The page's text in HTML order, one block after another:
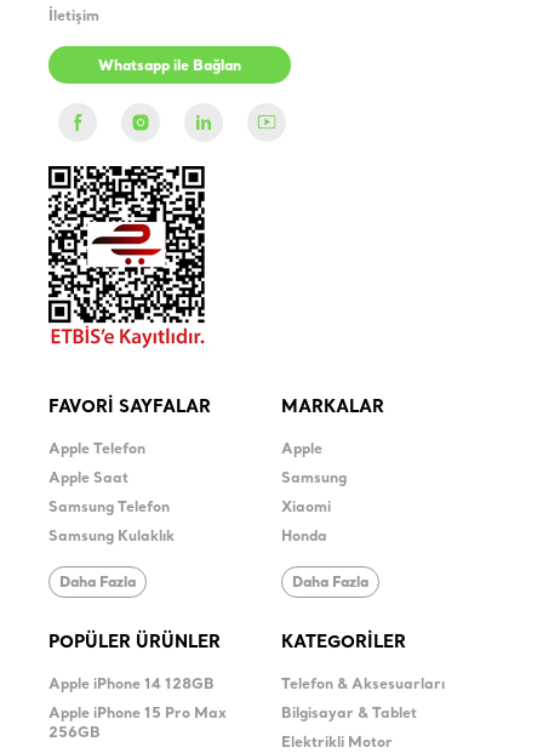
İletişim
Whatsapp ile Bağlan
FAVORİ SAYFALAR
Apple Telefon
Apple Saat
Samsung Telefon
Samsung Kulaklık
Daha Fazla
MARKALAR
Apple
Samsung
Xiaomi
Honda
Daha Fazla
POPÜLER ÜRÜNLER
Apple iPhone 14 128GB
Apple iPhone 15 Pro Max
256GB
KATEGORİLER
Telefon & Aksesuarları
Bilgisayar & Tablet
Elektrikli Motor